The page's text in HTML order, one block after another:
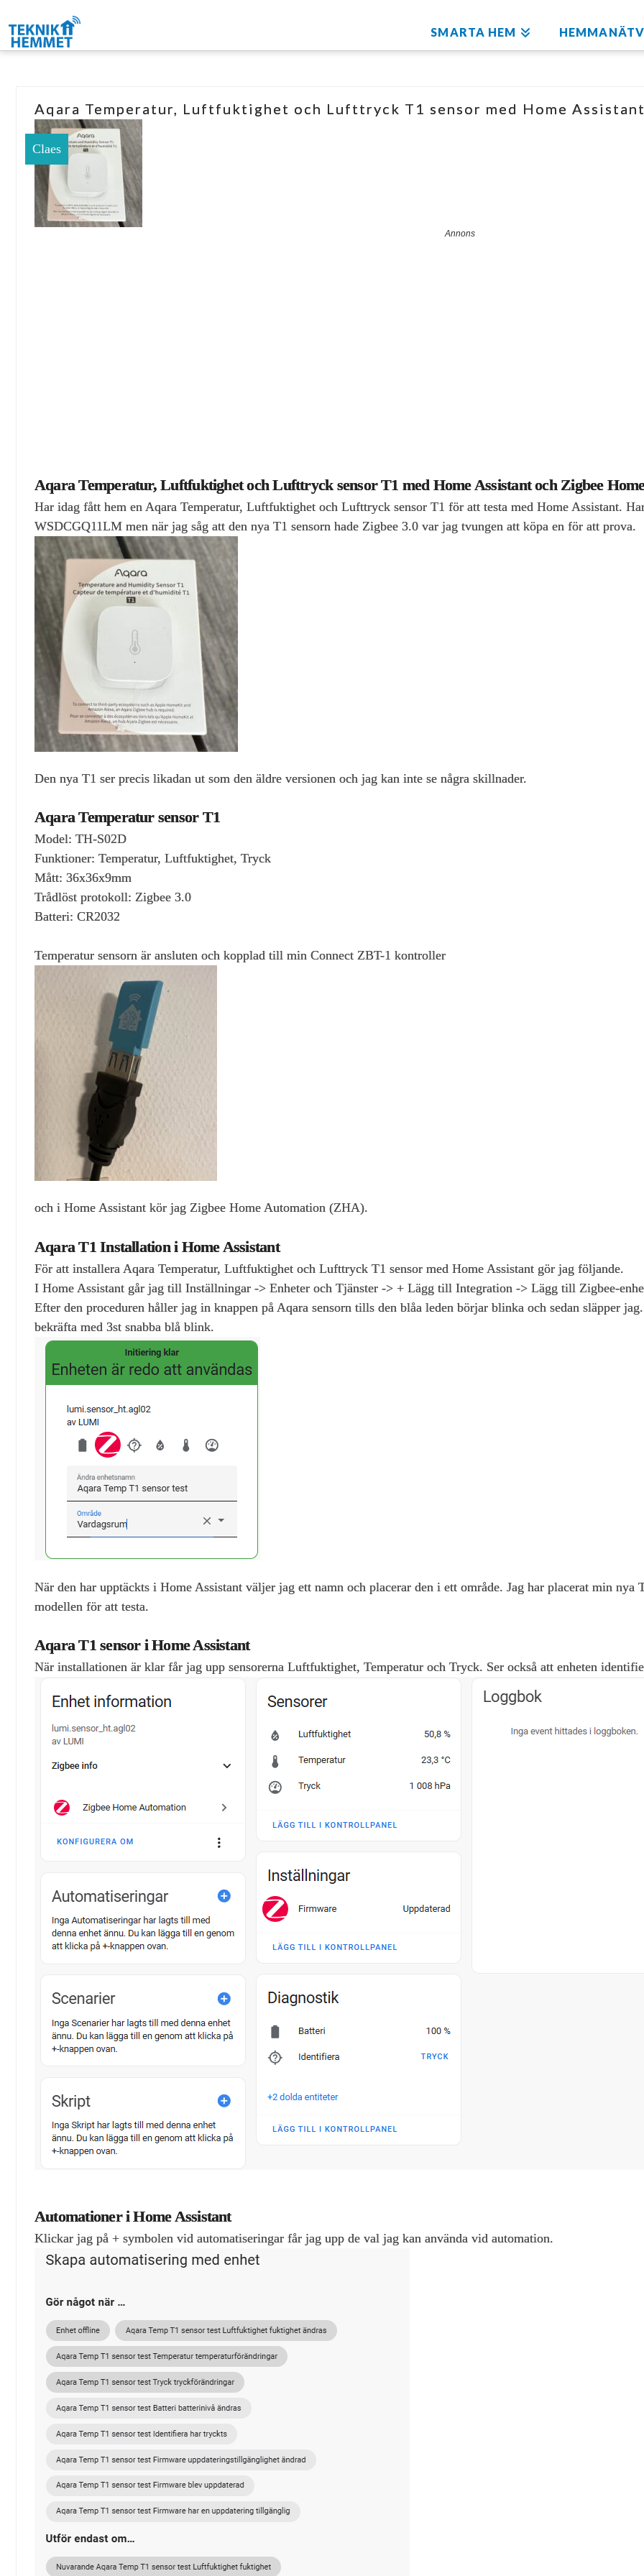
SMARTA HEM
Aqara Temperatur, Luftfuktighet och Lufttryck T1 sensor med Home
Claes
Aqara Temperatur, Luftfuktighet och Lufttryck sensor T1 med Home Assistant och Zigbee
Har idag fått hem en Aqara Temperatur, Luftfuktighet och Lufttryck sensor T1 för att testa med Home Assistant.
WSDCGQ11LM men när jag såg att den nya T1 sensorn hade Zigbee 3.0 var jag tvungen att köpa en för att prova.
Den nya T1 ser precis likadan ut som den äldre versionen och jag kan inte se några skillnader.
Aqara Temperatur sensor T1
Model: TH-S02D
Funktioner: Temperatur, Luftfuktighet, Tryck
Mått: 36x36x9mm
Trådlöst protokoll: Zigbee 3.0
Batteri: CR2032
Temperatur sensorn är ansluten och kopplad till min Connect ZBT-1 kontroller
och i Home Assistant kör jag Zigbee Home Automation (ZHA).
Aqara T1 Installation i Home Assistant
För att installera Aqara Temperatur, Luftfuktighet och Lufttryck T1 sensor med Home Assistant gör jag följande.
I Home Assistant går jag till Inställningar -> Enheter och Tjänster -> + Lägg till Integration -> Lägg till Zigbee-
Efter den proceduren håller jag in knappen på Aqara sensorn tills den blåa leden börjar blinka och sedan släpper
bekräfta med 3st snabba blå blink.
När den har upptäckts i Home Assistant väljer jag ett namn och placerar den i ett område. Jag har placerat min nya
modellen för att testa.
Aqara T1 sensor i Home Assistant
När installationen är klar får jag upp sensorerna Luftfuktighet, Temperatur och Tryck. Ser också att enheten
Automationer i Home Assistant
Klickar jag på + symbolen vid automatiseringar får jag upp de val jag kan använda vid automation.